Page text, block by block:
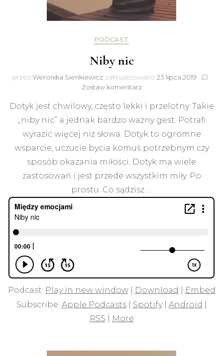
PODCAST
Niby nic
przezWeronika Sienkiewicz zaktualizowano 23 lipca 2019
Zostaw komentarzdo
nic
Dotyk jest chwilowy, często lekki i przelotny. Takie
„niby nic” a jednak bardzo ważny gest. Potrafi
wyrazić więcej niż słowa. Dotyk to ogromne
wsparcie, uczucie bycia komuś potrzebnym czy
sposób okazania miłości. Dotyk ma wiele
zastosowań i jest przede wszystkim miły. Po
prostu. Co sądzisz …
Podcast: Play in new window| Download
Embed
Subscribe: Apple Podcasts| Spotify| Android
RSS
More